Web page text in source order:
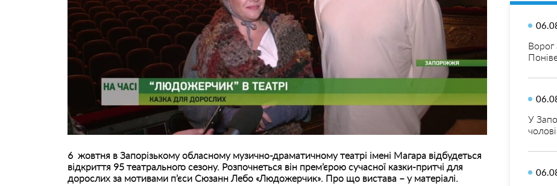
6 жовтня в Запорізькому обласному музично-драматичному театрі імені Магара відбудеться
відкриття 95 театрального сезону. Розпочнеться він прем’єрою сучасної казки-притчі для
дорослих за мотивами п’єси Сюзанн Лебо «Людожерчик». Про що вистава – у матеріалі.
Ворог
У